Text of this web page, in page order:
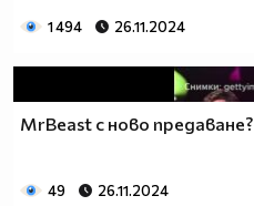
1 494 26.11.2024
MrBeast с ново предаване?
49 26.11.2024